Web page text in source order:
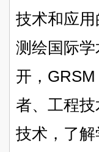
技术和应
测绘国际学
开，
者、工程
技术，了